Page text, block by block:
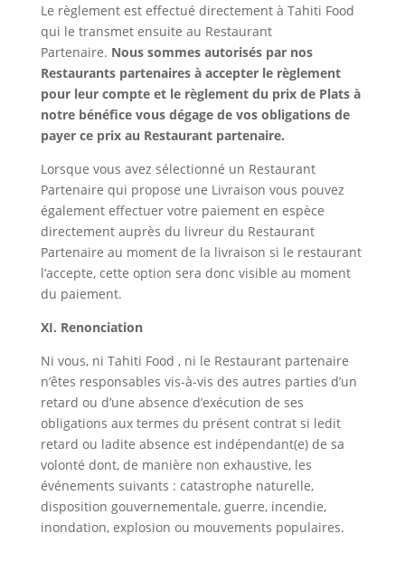
Le règlement est effectué directement à Tahiti Food
qui le transmet ensuite au Restaurant
Partenaire. Nous sommes autorisés par nos
Restaurants partenaires à accepter le règlement
pour leur compte et le règlement du prix de Plats à
notre bénéfice vous dégage de vos obligations de
payer ce prix au Restaurant partenaire.
Lorsque vous avez sélectionné un Restaurant
Partenaire qui propose une Livraison vous pouvez
également effectuer votre paiement en espèce
directement auprès du livreur du Restaurant
Partenaire au moment de la livraison si le restaurant
l’accepte, cette option sera donc visible au moment
du paiement.
XI. Renonciation
Ni vous, ni Tahiti Food , ni le Restaurant partenaire
n’êtes responsables vis-à-vis des autres parties d’un
retard ou d’une absence d’exécution de ses
obligations aux termes du présent contrat si ledit
retard ou ladite absence est indépendant(e) de sa
volonté dont, de manière non exhaustive, les
événements suivants : catastrophe naturelle,
disposition gouvernementale, guerre, incendie,
inondation, explosion ou mouvements populaires.